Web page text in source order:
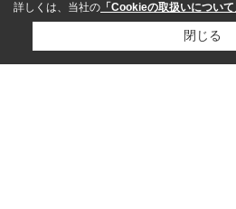
詳しくは、当社の 「Cookieの取扱いについて
閉じる